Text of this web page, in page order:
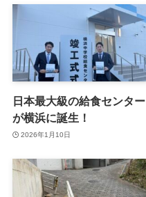
日本最大級の給食センター
が横浜に誕生！
2026年1月10日